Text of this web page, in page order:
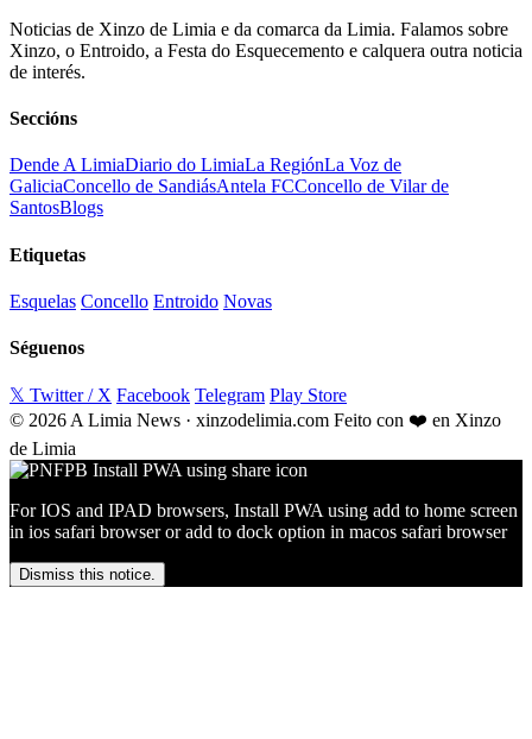
Noticias de Xinzo de Limia e da comarca da Limia. Falamos sobre
Xinzo, o Entroido, a Festa do Esquecemento e calquera outra noticia
de interés.
Seccións
Dende A LimiaDiario do LimiaLa RegiónLa Voz de
GaliciaConcello de SandiásAntela FCConcello de Vilar de
SantosBlogs
Etiquetas
Esquelas Concello Entroido Novas
Séguenos
𝕏 Twitter / X Facebook Telegram Play Store
© 2026 A Limia News · xinzodelimia.com Feito con ❤️ en Xinzo
de Limia
For IOS and IPAD browsers, Install PWA using add to home screen
in ios safari browser or add to dock option in macos safari browser
Dismiss this notice.